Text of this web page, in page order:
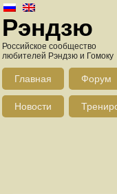
Рэндзю
Российское сообщество
любителей Рэндзю и Гомоку
Главная Форум
Новости